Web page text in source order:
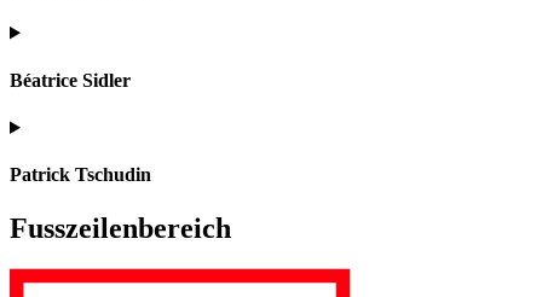
Béatrice Sidler
Patrick Tschudin
Fusszeilenbereich